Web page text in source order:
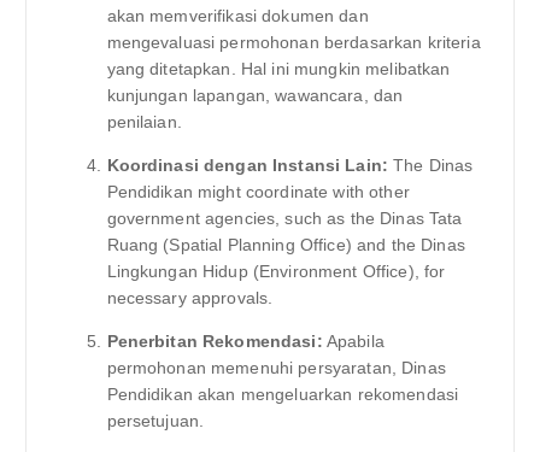
akan memverifikasi dokumen dan
mengevaluasi permohonan berdasarkan kriteria
yang ditetapkan. Hal ini mungkin melibatkan
kunjungan lapangan, wawancara, dan
penilaian.
Koordinasi dengan Instansi Lain: The Dinas
Pendidikan might coordinate with other
government agencies, such as the Dinas Tata
Ruang (Spatial Planning Office) and the Dinas
Lingkungan Hidup (Environment Office), for
necessary approvals.
Penerbitan Rekomendasi: Apabila
permohonan memenuhi persyaratan, Dinas
Pendidikan akan mengeluarkan rekomendasi
persetujuan.